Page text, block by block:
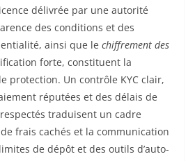
délivrée par une autorité
des conditions et des
ainsi que le chiffrement des
forte, constituent la
protection. Un contrôle KYC clair,
réputées et des délais de
traduisent un cadre
de frais cachés et la communication
de dépôt et des outils d’auto-